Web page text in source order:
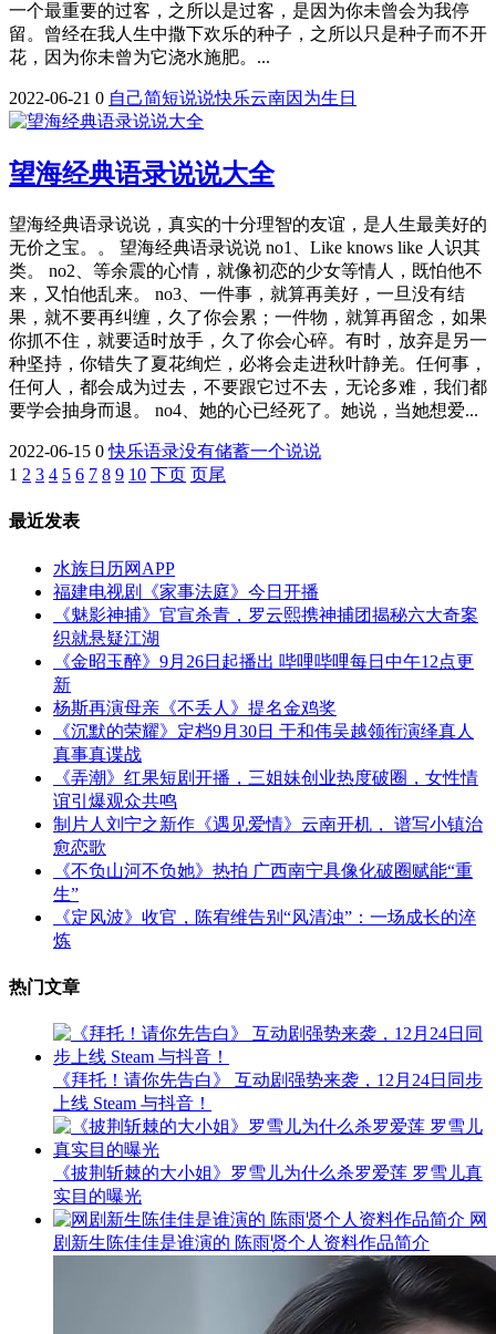
一个最重要的过客，之所以是过客，是因为你未曾会为我停
留。曾经在我人生中撒下欢乐的种子，之所以只是种子而不开
花，因为你未曾为它浇水施肥。...
2022-06-21 0 自己简短说说快乐云南因为生日
望海经典语录说说大全
望海经典语录说说，真实的十分理智的友谊，是人生最美好的
无价之宝。。 望海经典语录说说 no1、Like knows like 人识其
类。 no2、等余震的心情，就像初恋的少女等情人，既怕他不
来，又怕他乱来。 no3、一件事，就算再美好，一旦没有结
果，就不要再纠缠，久了你会累；一件物，就算再留念，如果
你抓不住，就要适时放手，久了你会心碎。有时，放弃是另一
种坚持，你错失了夏花绚烂，必将会走进秋叶静羌。任何事，
任何人，都会成为过去，不要跟它过不去，无论多难，我们都
要学会抽身而退。 no4、她的心已经死了。她说，当她想爱...
2022-06-15 0 快乐语录没有储蓄一个说说
1 2 3 4 5 6 7 8 9 10 下页 页尾
最近发表
水族日历网APP
福建电视剧《家事法庭》今日开播
《魅影神捕》官宣杀青，罗云熙携神捕团揭秘六大奇案
织就悬疑江湖
《金昭玉醉》9月26日起播出 哔哩哔哩每日中午12点更
新
杨斯再演母亲《不丢人》提名金鸡奖
《沉默的荣耀》定档9月30日 于和伟吴越领衔演绎真人
真事真谍战
《弄潮》红果短剧开播，三姐妹创业热度破圈，女性情
谊引爆观众共鸣
制片人刘宁之新作《遇见爱情》云南开机， 谱写小镇治
愈恋歌
《不负山河不负她》热拍 广西南宁具像化破圈赋能“重
生”
《定风波》收官，陈宥维告别“风清浊”：一场成长的淬
炼
热门文章
《拜托！请你先告白》 互动剧强势来袭，12月24日同步
上线 Steam 与抖音！
《披荆斩棘的大小姐》罗雪儿为什么杀罗爱莲 罗雪儿真
实目的曝光
网
剧新生陈佳佳是谁演的 陈雨贤个人资料作品简介